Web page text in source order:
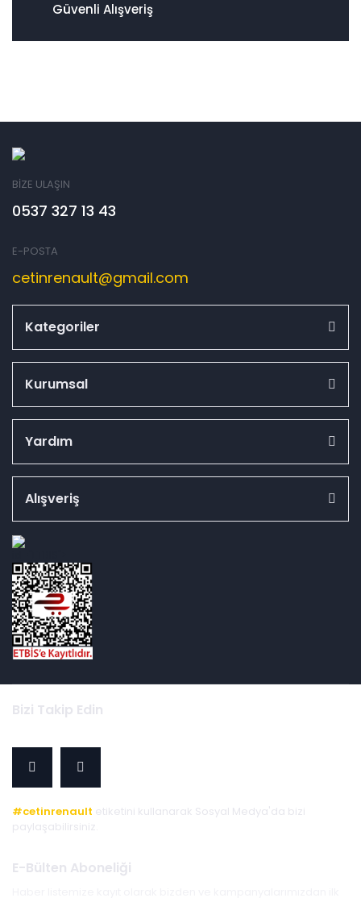
Güvenli Alışveriş
BİZE ULAŞIN
0537 327 13 43
E-POSTA
cetinrenault@gmail.com
Kategoriler
Kurumsal
Yardım
Alışveriş
Bizi Takip Edin
#cetinrenault etiketini kullanarak Sosyal Medya'da bizi
paylaşabilirsiniz.
E-Bülten Aboneliği